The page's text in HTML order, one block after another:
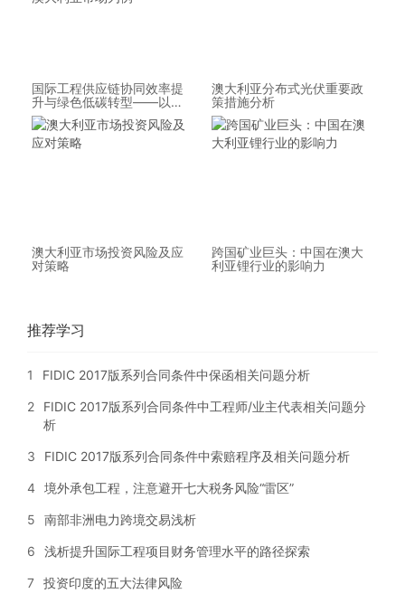
国际工程供应链协同效率提
升与绿色低碳转型——以澳
大利亚市场为例
澳大利亚分布式光伏重要政
策措施分析
澳大利亚市场投资风险及应
对策略
跨国矿业巨头：中国在澳大
利亚锂行业的影响力
推荐学习
1 FIDIC 2017版系列合同条件中保函相关问题分析
2
FIDIC 2017版系列合同条件中工程师/业主代表相关问题分
析
3 FIDIC 2017版系列合同条件中索赔程序及相关问题分析
4 境外承包工程，注意避开七大税务风险“雷区”
5 南部非洲电力跨境交易浅析
6 浅析提升国际工程项目财务管理水平的路径探索
7 投资印度的五大法律风险